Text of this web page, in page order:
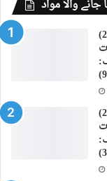
والا مواد
میر
میر